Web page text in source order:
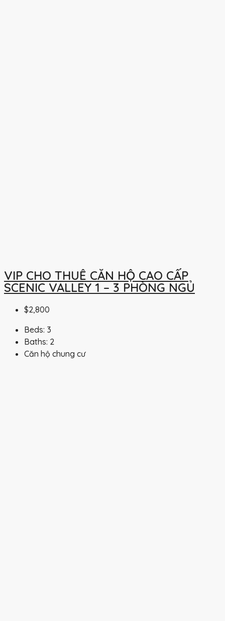
VIP CHO THUÊ CĂN HỘ CAO CẤP
SCENIC VALLEY 1 – 3 PHÒNG NGỦ
$2,800
Beds: 3
Baths: 2
Căn hộ chung cư